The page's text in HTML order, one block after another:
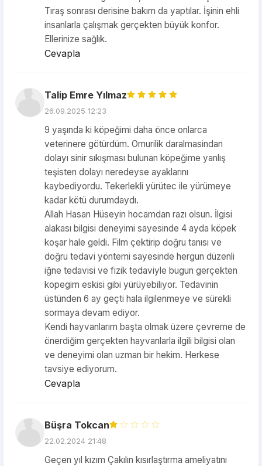
Tıraş sonrası derisine bakım da yaptılar. İşinin ehli
insanlarla çalışmak gerçekten büyük konfor.
Ellerinize sağlık.
Cevapla
Talip Emre Yılmaz
26.09.2025 12:23
9 yaşında ki köpeğimi daha önce onlarca
veterinere götürdüm. Omurilik daralmasindan
dolayı sinir sıkışması bulunan köpeğime yanlış
teşisten dolayı neredeyse ayaklarını
kaybediyordu. Tekerlekli yürütec ile yürümeye
kadar kötü durumdaydı.
Allah Hasan Hüseyin hocamdan razı olsun. İlgisi
alakası bilgisi deneyimi sayesinde 4 ayda köpek
koşar hale geldi. Film çektirip doğru tanısı ve
doğru tedavi yöntemi sayesinde hergun düzenli
iğne tedavisi ve fizik tedaviyle bugun gerçekten
kopegim eskisi gibi yürüyebiliyor. Tedavinin
üstünden 6 ay geçti hala ilgilenmeye ve sürekli
sormaya devam ediyor.
Kendi hayvanlarım başta olmak üzere çevreme de
önerdiğim gerçekten hayvanlarla ilgili bilgisi olan
ve deneyimi olan uzman bir hekim. Herkese
tavsiye ediyorum.
Cevapla
Büşra Tokcan
22.02.2024 21:48
Geçen yıl kızım Çakılın kısırlaştırma ameliyatını